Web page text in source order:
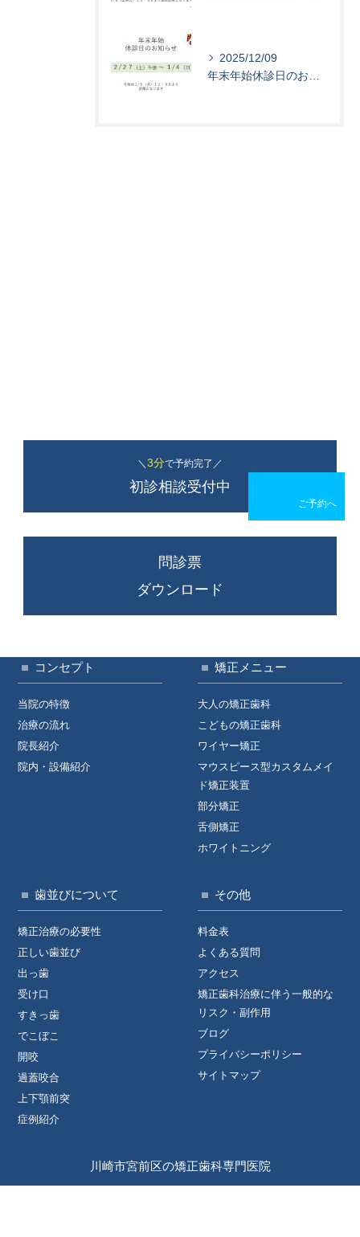
2025/12/09
＼ 3分で予約完了／
初診相談受付中
問診票
ダウンロード
コンセプト
当院の特徴
治療の流れ
院長紹介
院内・設備紹介
矯正メニュー
大人の矯正歯科
こどもの矯正歯科
ワイヤー矯正
マウスピース型カスタムメイ
ド矯正装置
部分矯正
舌側矯正
ホワイトニング
歯並びについて
矯正治療の必要性
正しい歯並び
出っ歯
受け口
すきっ歯
でこぼこ
開咬
過蓋咬合
上下顎前突
症例紹介
その他
料金表
よくある質問
アクセス
矯正歯科治療に伴う一般的な
リスク・副作用
ブログ
プライバシーポリシー
サイトマップ
川崎市宮前区の矯正歯科専門医院